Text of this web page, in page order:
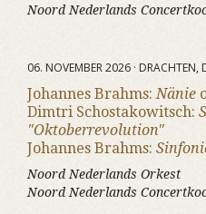
Noord Nederlands
06. NOVEMBER 2026 · DRACHTEN,
Johannes Brahms:Nänie
Dimtri Schostakowitsch:
"Oktoberrevolution"
Johannes Brahms:
Noord Nederlands Orkest
Noord Nederlands